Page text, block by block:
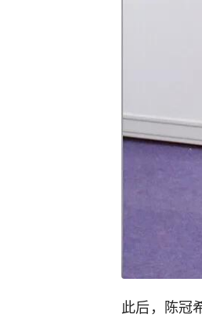
此后，陈冠